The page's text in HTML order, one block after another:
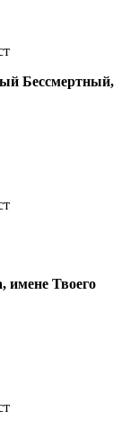
Бессмертный,
имене Твоего